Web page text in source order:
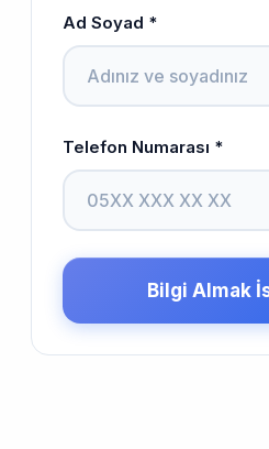
Ad Soyad *
Telefon Numarası *
Bilgi Almak